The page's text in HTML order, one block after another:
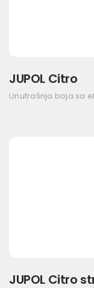
JUPOL Citro
Unutrašnja boja sa
JUPOL Citro